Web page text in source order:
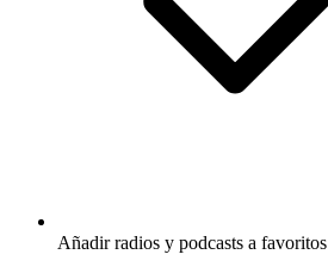
Añadir radios y podcasts a favoritos